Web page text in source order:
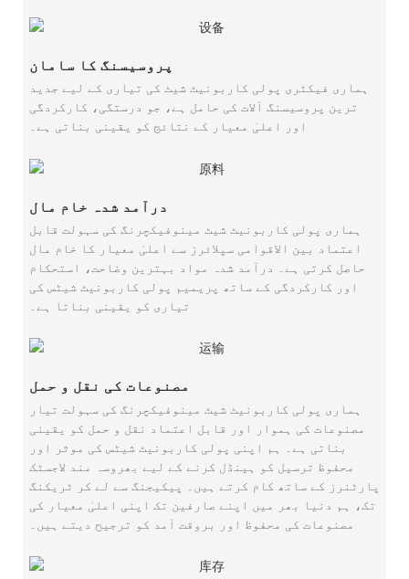
پروسیسنگ کا سامان
ہماری فیکٹری پولی کاربونیٹ شیٹ کی تیاری کے لیے جدید
ترین پروسیسنگ آلات کی حامل ہے، جو درستگی، کارکردگی
اور اعلیٰ معیار کے نتائج کو یقینی بناتی ہے۔
درآمد شدہ خام مال
ہماری پولی کاربونیٹ شیٹ مینوفیکچرنگ کی سہولت قابل
اعتماد بین الاقوامی سپلائرز سے اعلیٰ معیار کا خام مال
حاصل کرتی ہے۔ درآمد شدہ مواد بہترین وضاحت، استحکام
اور کارکردگی کے ساتھ پریمیم پولی کاربونیٹ شیٹس کی
تیاری کو یقینی بناتا ہے۔
مصنوعات کی نقل و حمل
ہماری پولی کاربونیٹ شیٹ مینوفیکچرنگ کی سہولت تیار
مصنوعات کی ہموار اور قابل اعتماد نقل و حمل کو یقینی
بناتی ہے۔ ہم اپنی پولی کاربونیٹ شیٹس کی موثر اور
محفوظ ترسیل کو ہینڈل کرنے کے لیے بھروسہ مند لاجسٹک
پارٹنرز کے ساتھ کام کرتے ہیں۔ پیکیجنگ سے لے کر ٹریکنگ
تک، ہم دنیا بھر میں اپنے صارفین تک اپنی اعلیٰ معیار کی
مصنوعات کی محفوظ اور بروقت آمد کو ترجیح دیتے ہیں۔